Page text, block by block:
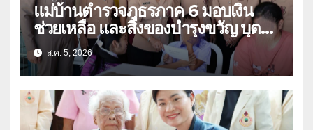
แม่บ้านตำรวจภูธรภาค 6 มอบเงิน
ช่วยเหลือ และสิ่งของบำรุงขวัญ บุตร-
ธิดา ข้าราชการตำรวจจังหวัด
อุทัยธานี
ส.ค. 5, 2026